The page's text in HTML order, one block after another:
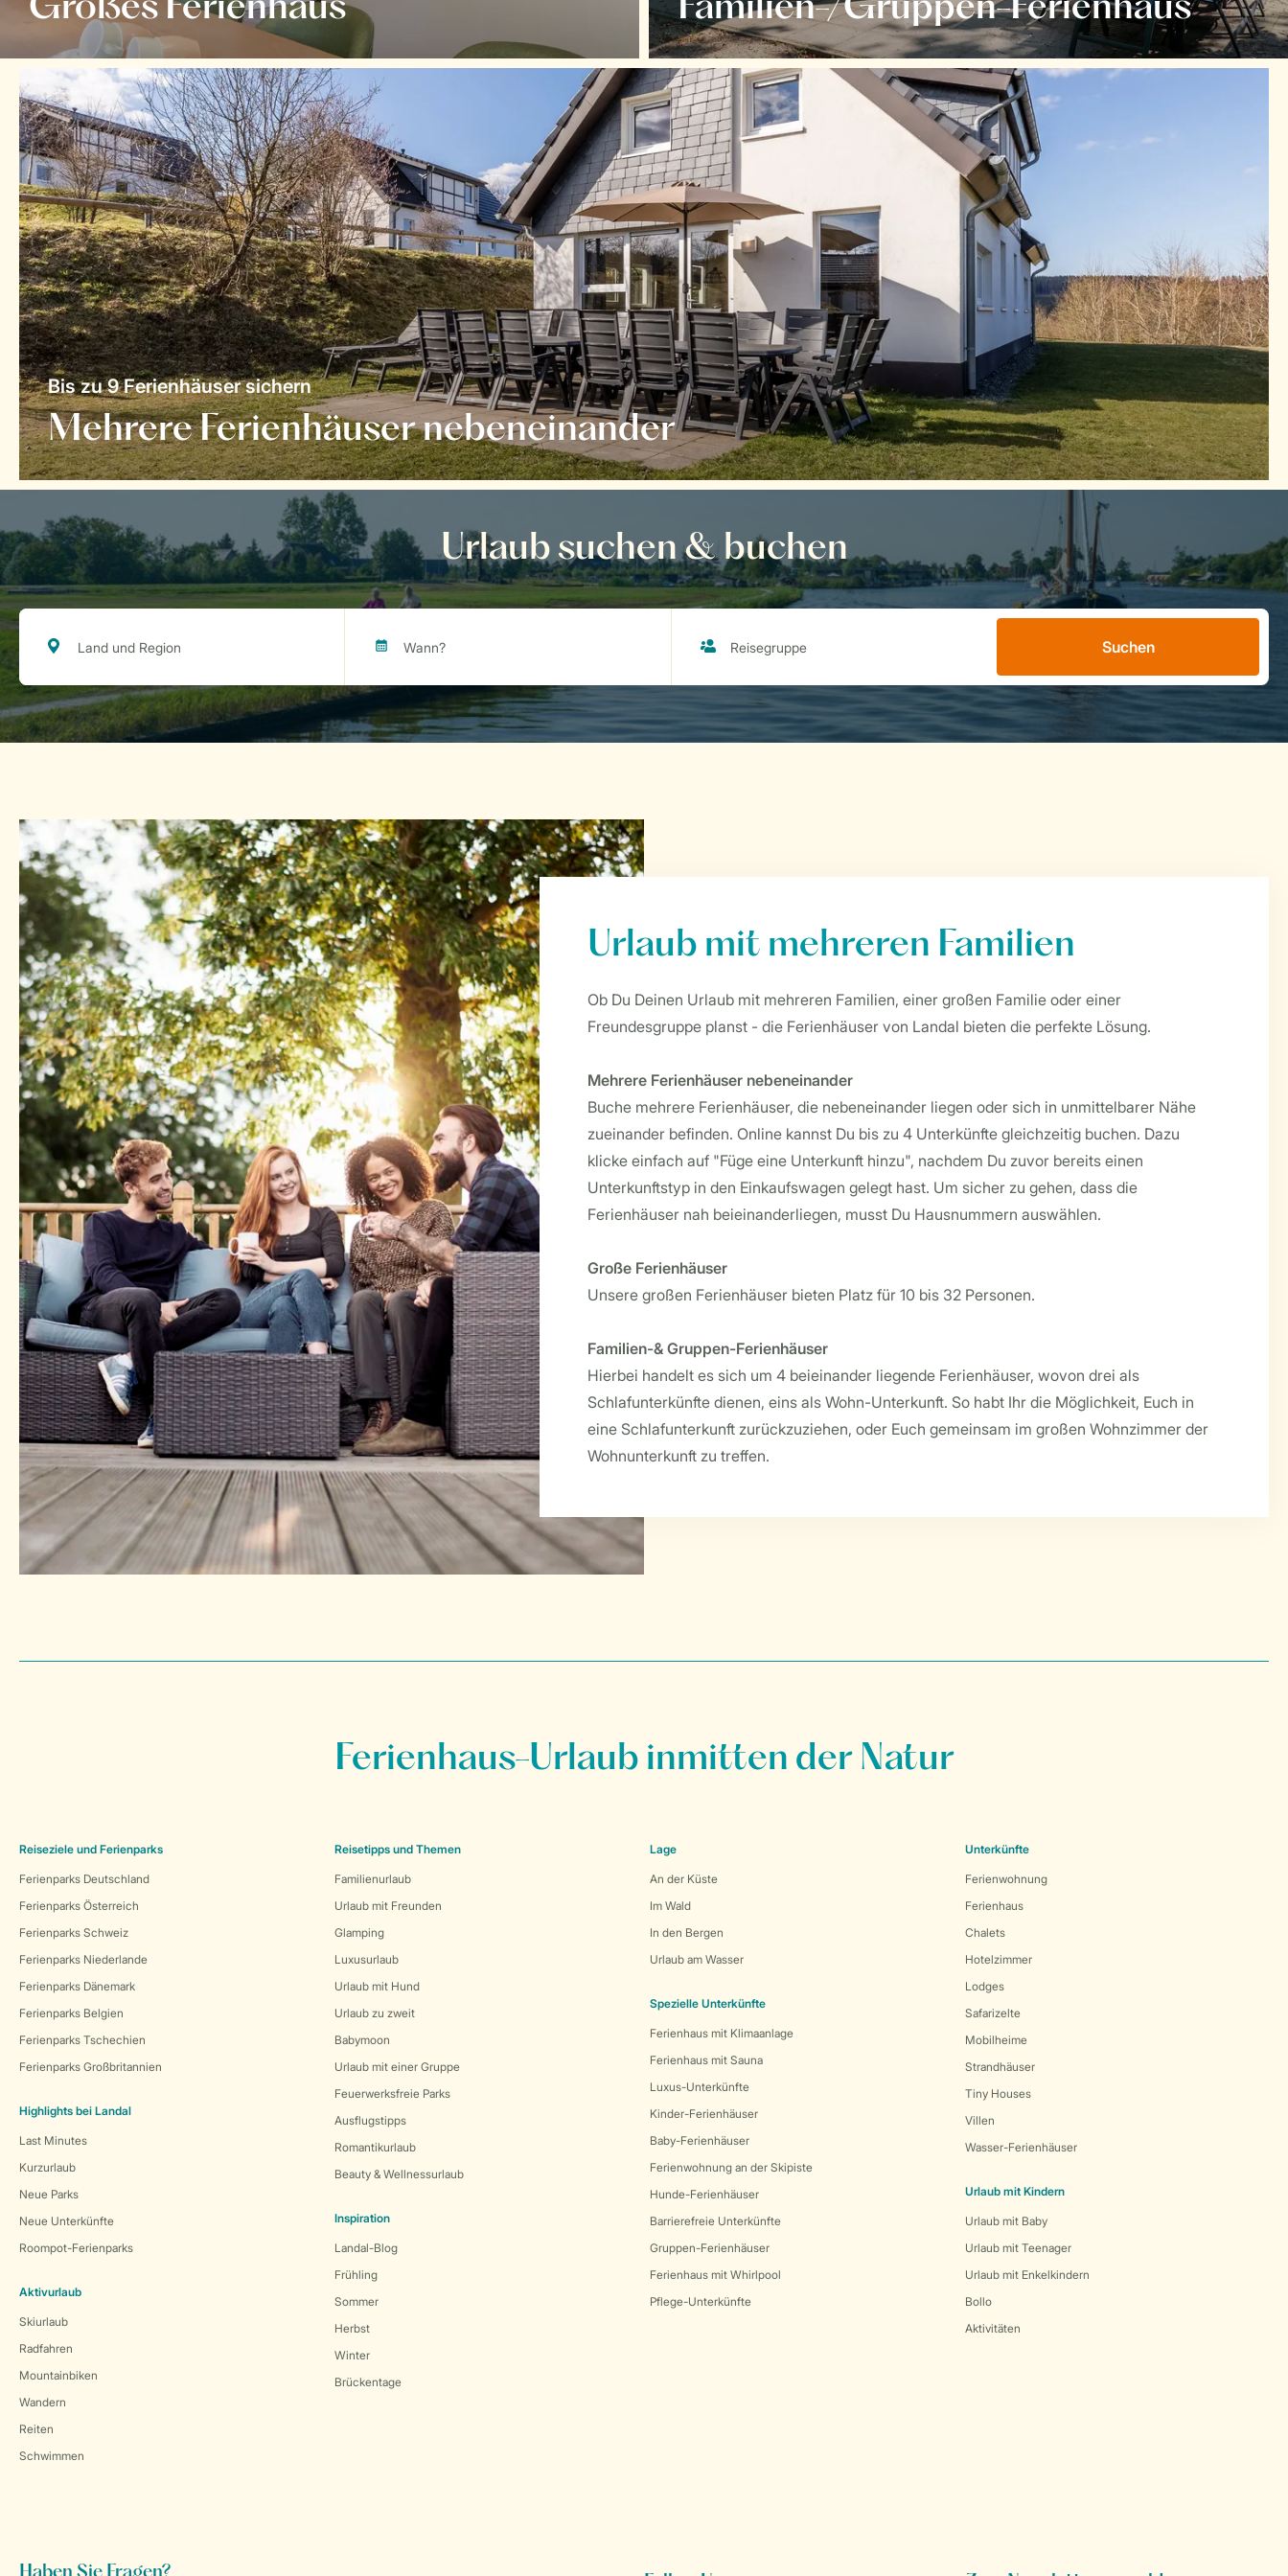
Großes Ferienhaus Familien-/Gruppen-Ferienhaus
Mehrere Ferienhäuser nebeneinander
Bis zu 9 Ferienhäuser sichern
Urlaub suchen & buchen
Suchen
Urlaub mit mehreren Familien
Ob Du Deinen Urlaub mit mehreren Familien, einer großen Familie oder einer
Freundesgruppe planst - die Ferienhäuser von Landal bieten die perfekte Lösung.
Mehrere Ferienhäuser nebeneinander
Buche mehrere Ferienhäuser, die nebeneinander liegen oder sich in unmittelbarer Nähe
zueinander befinden. Online kannst Du bis zu 4 Unterkünfte gleichzeitig buchen. Dazu
klicke einfach auf "Füge eine Unterkunft hinzu", nachdem Du zuvor bereits einen
Unterkunftstyp in den Einkaufswagen gelegt hast. Um sicher zu gehen, dass die
Ferienhäuser nah beieinanderliegen, musst Du Hausnummern auswählen.
Große Ferienhäuser
Unsere großen Ferienhäuser bieten Platz für 10 bis 32 Personen.
Familien-& Gruppen-Ferienhäuser
Hierbei handelt es sich um 4 beieinander liegende Ferienhäuser, wovon drei als
Schlafunterkünfte dienen, eins als Wohn-Unterkunft. So habt Ihr die Möglichkeit, Euch in
eine Schlafunterkunft zurückzuziehen, oder Euch gemeinsam im großen Wohnzimmer der
Wohnunterkunft zu treffen.
Ferienhaus-Urlaub inmitten der Natur
Reiseziele und Ferienparks
Ferienparks Deutschland
Ferienparks Österreich
Ferienparks Schweiz
Ferienparks Niederlande
Ferienparks Dänemark
Ferienparks Belgien
Ferienparks Tschechien
Ferienparks Großbritannien
Highlights bei Landal
Last Minutes
Kurzurlaub
Neue Parks
Neue Unterkünfte
Roompot-Ferienparks
Aktivurlaub
Skiurlaub
Radfahren
Mountainbiken
Wandern
Reiten
Schwimmen
Reisetipps und Themen
Familienurlaub
Urlaub mit Freunden
Glamping
Luxusurlaub
Urlaub mit Hund
Urlaub zu zweit
Babymoon
Urlaub mit einer Gruppe
Feuerwerksfreie Parks
Ausflugstipps
Romantikurlaub
Beauty & Wellnessurlaub
Inspiration
Landal-Blog
Frühling
Sommer
Herbst
Winter
Brückentage
Lage
An der Küste
Im Wald
In den Bergen
Urlaub am Wasser
Spezielle Unterkünfte
Ferienhaus mit Klimaanlage
Ferienhaus mit Sauna
Luxus-Unterkünfte
Kinder-Ferienhäuser
Baby-Ferienhäuser
Ferienwohnung an der Skipiste
Hunde-Ferienhäuser
Barrierefreie Unterkünfte
Gruppen-Ferienhäuser
Ferienhaus mit Whirlpool
Pflege-Unterkünfte
Unterkünfte
Ferienwohnung
Ferienhaus
Chalets
Hotelzimmer
Lodges
Safarizelte
Mobilheime
Strandhäuser
Tiny Houses
Villen
Wasser-Ferienhäuser
Urlaub mit Kindern
Urlaub mit Baby
Urlaub mit Teenager
Urlaub mit Enkelkindern
Bollo
Aktivitäten